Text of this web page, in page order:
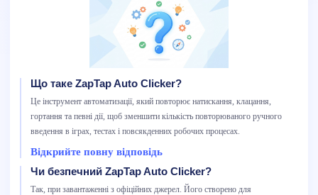
Що таке ZapTap Auto Clicker?
Це інструмент автоматизації, який повторює натискання, клацання,
гортання та певні дії, щоб зменшити кількість повторюваного ручного
введення в іграх, тестах і повсякденних робочих процесах.
Відкрийте повну відповідь
Чи безпечний ZapTap Auto Clicker?
Так, при завантаженні з офіційних джерел. Його створено для